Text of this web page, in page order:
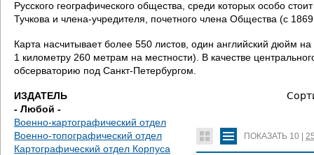
з
д
с
ь
Русского географического общества, среди которых особо
Тучкова и члена-учредителя, почетного члена Общества (с
Карта насчитывает более 550 листов, один английский дюйм
1 километру 260 метрам на местности). В качестве
обсерваторию под Санкт-Петербургом.
ИЗДАТЕЛЬ
- Любой -
Военно-картографический отдел
Военно-топографический отдел
Картографический отдел Корпуса
ПОКАЗАТЬ 10 |